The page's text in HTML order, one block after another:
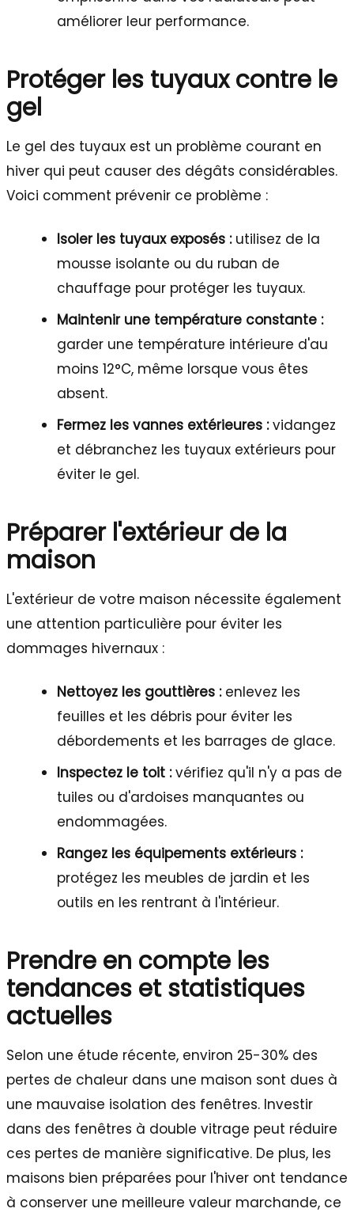
améliorer leur performance.
Protéger les tuyaux contre le
gel
Le gel des tuyaux est un problème courant en
hiver qui peut causer des dégâts considérables.
Voici comment prévenir ce problème :
Isoler les tuyaux exposés :utilisez de la
mousse isolante ou du ruban de
chauffage pour protéger les tuyaux.
Maintenir une température constante :
garder une température intérieure d'au
moins 12°C, même lorsque vous êtes
absent.
Fermez les vannes extérieures :vidangez
et débranchez les tuyaux extérieurs pour
éviter le gel.
Préparer l'extérieur de la
maison
L'extérieur de votre maison nécessite également
une attention particulière pour éviter les
dommages hivernaux :
Nettoyez les gouttières :enlevez les
feuilles et les débris pour éviter les
débordements et les barrages de glace.
Inspectez le toit :vérifiez qu'il n'y a pas de
tuiles ou d'ardoises manquantes ou
endommagées.
Rangez les équipements extérieurs :
protégez les meubles de jardin et les
outils en les rentrant à l'intérieur.
Prendre en compte les
tendances et statistiques
actuelles
Selon une étude récente, environ 25-30% des
pertes de chaleur dans une maison sont dues à
une mauvaise isolation des fenêtres. Investir
dans des fenêtres à double vitrage peut réduire
ces pertes de manière significative. De plus, les
maisons bien préparées pour l'hiver ont tendance
à conserver une meilleure valeur marchande, ce